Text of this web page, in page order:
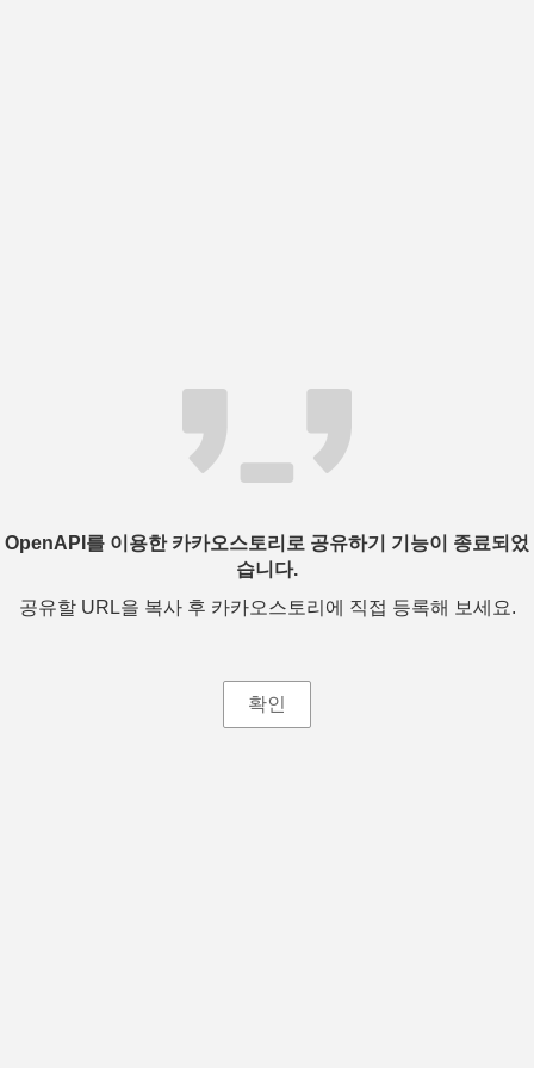
OpenAPI를 이용한 카카오스토리로 공유하기 기능이 종료되었
습니다.
공유할 URL을 복사 후 카카오스토리에 직접 등록해 보세요.
확인